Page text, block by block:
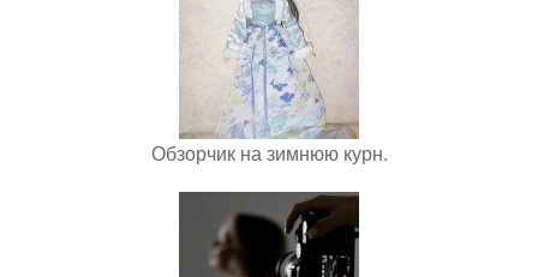
Обзорчик на зимнюю курн.